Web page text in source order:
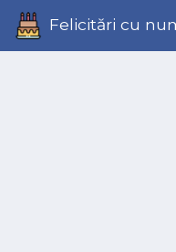
Felicitări cu